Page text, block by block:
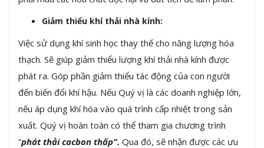
Giảm thiểu khí thải nhà kính:
Việc sử dụng khí sinh học thay thế cho năng lượng hóa
thạch. Sẽ giúp giảm thiểu lượng khí thải nhà kính được
phát ra. Góp phần giảm thiểu tác động của con người
đến biến đổi khí hậu. Nếu Quý vị là các doanh nghiệp lớn,
nếu áp dụng khí hóa vào quá trình cấp nhiệt trong sản
xuất. Quý vị hoàn toàn có thể tham gia chương trình
“phát thải cacbon thấp”. Qua đó, sẽ nhận được các ưu